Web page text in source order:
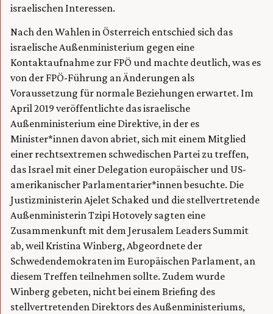
israelischen Interessen.
Nach den Wahlen in Österreich entschied sich das
israelische Außenministerium gegen eine
Kontaktaufnahme zur FPÖ und machte deutlich, was es
von der FPÖ-Führung an Änderungen als
Voraussetzung für normale Beziehungen erwartet. Im
April 2019 veröffentlichte das israelische
Außenministerium eine Direktive, in der es
Minister*innen davon abriet, sich mit einem Mitglied
einer rechtsextremen schwedischen Partei zu treffen,
das Israel mit einer Delegation europäischer und US-
amerikanischer Parlamentarier*innen besuchte. Die
Justizministerin Ajelet Schaked und die stellvertretende
Außenministerin Tzipi Hotovely sagten eine
Zusammenkunft mit dem Jerusalem Leaders Summit
ab, weil Kristina Winberg, Abgeordnete der
Schwedendemokraten im Europäischen Parlament, an
diesem Treffen teilnehmen sollte. Zudem wurde
Winberg gebeten, nicht bei einem Briefing des
stellvertretenden Direktors des Außenministeriums,